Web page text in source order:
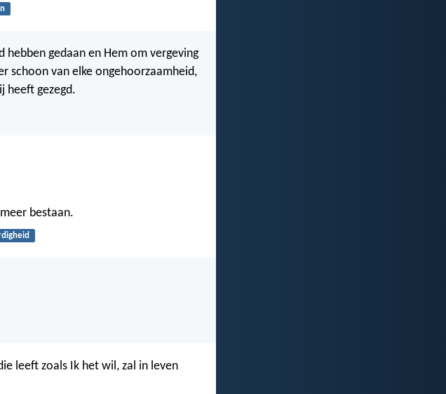
gedaan en Hem om vergeving
schoon van elke ongehoorzaamheid,
heeft gezegd.
bestaan.
leeft zoals Ik het wil, zal in leven